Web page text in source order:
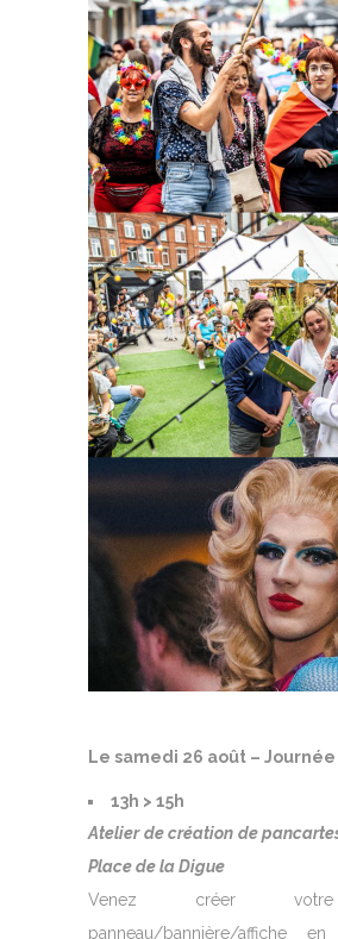
Le samedi 26 août –
13h > 15h
Atelier de création de
Place de la Digue
Venez créer
panneau/bannière/affiche